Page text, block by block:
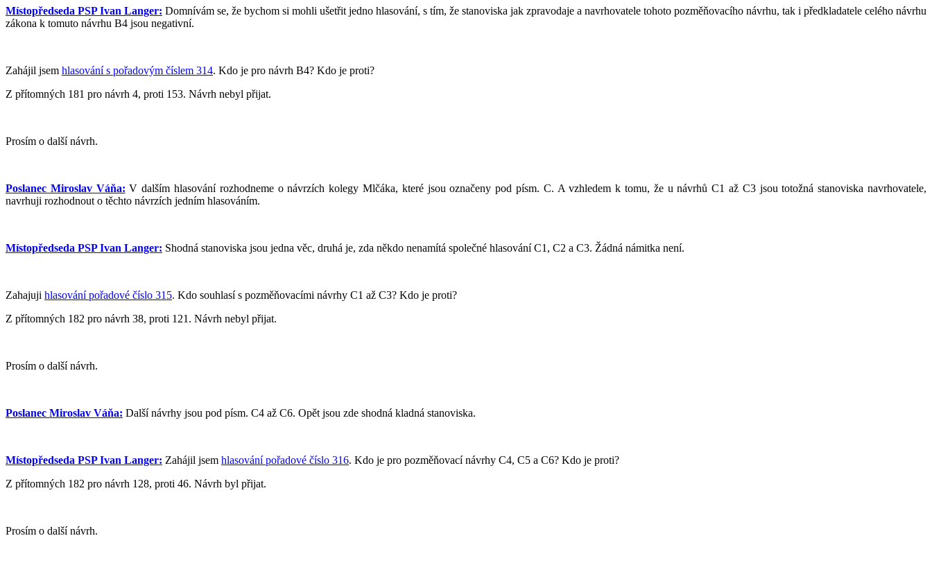
Místopředseda PSP Ivan Langer: Domnívám se, že bychom si mohli ušetřit jedno hlasování, s tím, že stanoviska jak zpravodaje a navrhovatele tohoto pozměňovacího návrhu, tak i předkladatele celého návrhu
zákona k tomuto návrhu B4 jsou negativní.
Zahájil jsem hlasování s pořadovým číslem 314. Kdo je pro návrh B4? Kdo je proti?
Z přítomných 181 pro návrh 4, proti 153. Návrh nebyl přijat.
Prosím o další návrh.
Poslanec Miroslav Váňa: V dalším hlasování rozhodneme o návrzích kolegy Mlčáka, které jsou označeny pod písm. C. A vzhledem k tomu, že u návrhů C1 až C3 jsou totožná stanoviska navrhovatele,
navrhuji rozhodnout o těchto návrzích jedním hlasováním.
Místopředseda PSP Ivan Langer: Shodná stanoviska jsou jedna věc, druhá je, zda někdo nenamítá společné hlasování C1, C2 a C3. Žádná námitka není.
Zahajuji hlasování pořadové číslo 315. Kdo souhlasí s pozměňovacími návrhy C1 až C3? Kdo je proti?
Z přítomných 182 pro návrh 38, proti 121. Návrh nebyl přijat.
Prosím o další návrh.
Poslanec Miroslav Váňa: Další návrhy jsou pod písm. C4 až C6. Opět jsou zde shodná kladná stanoviska.
Místopředseda PSP Ivan Langer: Zahájil jsem hlasování pořadové číslo 316. Kdo je pro pozměňovací návrhy C4, C5 a C6? Kdo je proti?
Z přítomných 182 pro návrh 128, proti 46. Návrh byl přijat.
Prosím o další návrh.